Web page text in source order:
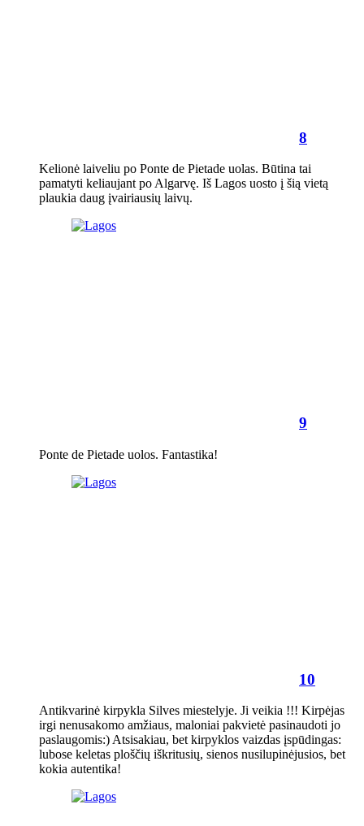
8
Kelionė laiveliu po Ponte de Pietade uolas. Būtina tai
pamatyti keliaujant po Algarvę. Iš Lagos uosto į šią vietą
plaukia daug įvairiausių laivų.
9
Ponte de Pietade uolos. Fantastika!
10
Antikvarinė kirpykla Silves miestelyje. Ji veikia !!! Kirpėjas
irgi nenusakomo amžiaus, maloniai pakvietė pasinaudoti jo
paslaugomis:) Atsisakiau, bet kirpyklos vaizdas įspūdingas:
lubose keletas ploščių iškritusių, sienos nusilupinėjusios, bet
kokia autentika!